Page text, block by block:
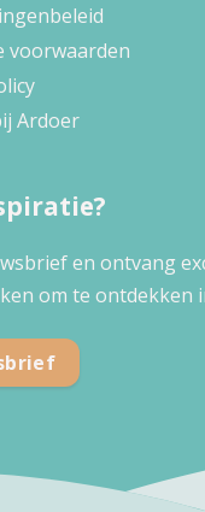
voorwaarden
Ardoer
en ontvang
om te ontdekken